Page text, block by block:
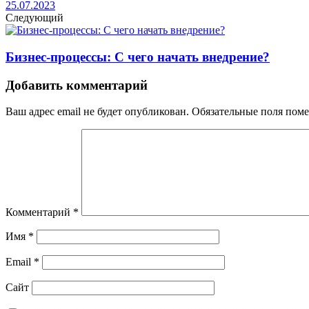
25.07.2023
Следующий
Бизнес-процессы: С чего начать внедрение?
Добавить комментарий
Ваш адрес email не будет опубликован. Обязательные поля
Комментарий *
Имя *
Email *
Сайт